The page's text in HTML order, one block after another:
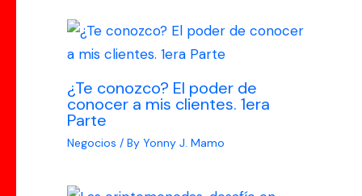
¿Te conozco? El poder de
conocer a mis clientes. 1era
Parte
Negocios / By Yonny J. Mamo